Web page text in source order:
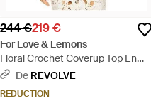
244 €219 €
For Love & Lemons
Floral Crochet Coverup Top En
Cream,Ivory. Taille Also En Xl -
Blanc
De REVOLVE
RÉDUCTION